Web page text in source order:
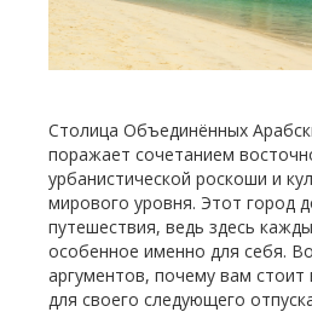
Столица Объединённых
поражает сочетанием
урбанистической роскоши и
мирового уровня. Этот город
путешествия, ведь здесь
особенное именно для себя.
аргументов, почему вам
для своего следующего